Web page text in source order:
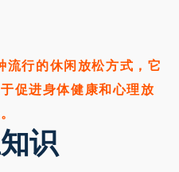
流行的休闲放松方式，它
促进身体健康和心理放
识